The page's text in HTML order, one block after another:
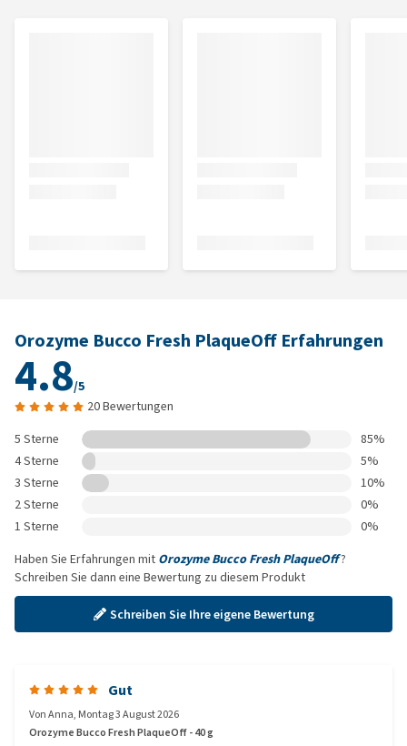
Orozyme Bucco Fresh PlaqueOff Erfahrungen
4.8/5
20 Bewertungen
5 Sterne
85%
4 Sterne
5%
3 Sterne
10%
2 Sterne
0%
1 Sterne
0%
Haben Sie Erfahrungen mit Orozyme Bucco Fresh PlaqueOff?
Schreiben Sie dann eine Bewertung zu diesem Produkt
Schreiben Sie Ihre eigene Bewertung
Gut
VonAnna, Montag 3 August 2026
Orozyme Bucco Fresh PlaqueOff - 40 g